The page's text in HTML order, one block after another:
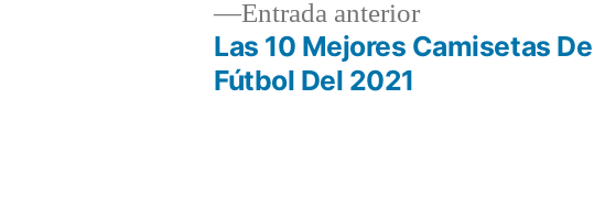
Navegación
Entrada anteriorEntrada
anterior:
Las 10 Mejores Camisetas De
Fútbol Del 2021